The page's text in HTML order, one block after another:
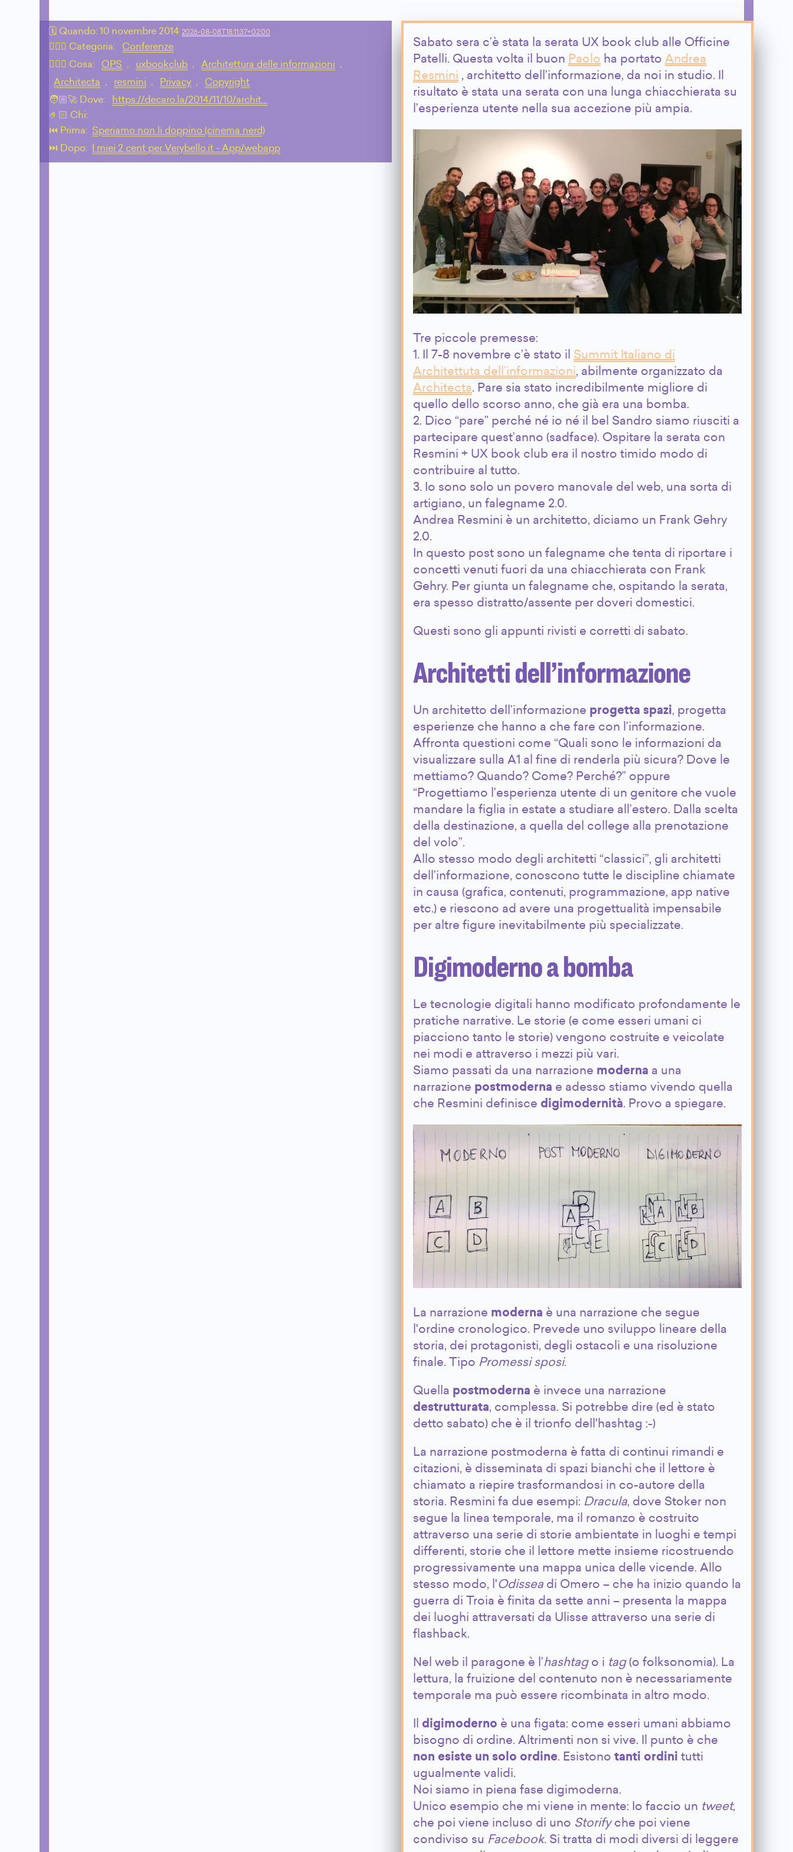
🗓 Quando:10 novembre 2014 2026-08-08T18:11:37+02:00
🙇🏻‍♂️ Categoria:
Conferenze
💁🏼‍♂️ Cosa:
OPS , uxbookclub , Architettura delle informazioni
,
Architecta
, resmini , Privacy ,
Copyright
🧑🏼‍🚀 Dove:
https://decaro.la/2014/11/10/archit…
🤌🏻 Chi:
⏮️ Prima: Speriamo non li doppino (cinema nerd)
⏭️ Dopo:
I miei 2 cent per Verybello.it - App/webapp
Sabato sera c’è stata la serata UX book club alle Officine
Patelli. Questa volta il buon Paolo ha portato Andrea
Resmini , architetto dell’informazione, da noi in studio. Il
risultato è stata una serata con una lunga chiacchierata su
l’esperienza utente nella sua accezione più ampia.
Tre piccole premesse:
1. Il 7-8 novembre c’è stato il Summit Italiano di
Architettuta dell’informazioni, abilmente organizzato da
Architecta. Pare sia stato incredibilmente migliore di
quello dello scorso anno, che già era una bomba.
2. Dico “pare” perché né io né il bel Sandro siamo riusciti a
partecipare quest’anno (sadface). Ospitare la serata con
Resmini + UX book club era il nostro timido modo di
contribuire al tutto.
3. Io sono solo un povero manovale del web, una sorta di
artigiano, un falegname 2.0.
Andrea Resmini è un architetto, diciamo un Frank Gehry
2.0.
In questo post sono un falegname che tenta di riportare i
concetti venuti fuori da una chiacchierata con Frank
Gehry. Per giunta un falegname che, ospitando la serata,
era spesso distratto/assente per doveri domestici.
Questi sono gli appunti rivisti e corretti di sabato.
Architetti dell’informazione
Un architetto dell’informazione progetta spazi, progetta
esperienze che hanno a che fare con l’informazione.
Affronta questioni come “Quali sono le informazioni da
visualizzare sulla A1 al fine di renderla più sicura? Dove le
mettiamo? Quando? Come? Perché?” oppure
“Progettiamo l’esperienza utente di un genitore che vuole
mandare la figlia in estate a studiare all’estero. Dalla scelta
della destinazione, a quella del college alla prenotazione
del volo”.
Allo stesso modo degli architetti “classici”, gli architetti
dell’informazione, conoscono tutte le discipline chiamate
in causa (grafica, contenuti, programmazione, app native
etc.) e riescono ad avere una progettualità impensabile
per altre figure inevitabilmente più specializzate.
Digimoderno a bomba
Le tecnologie digitali hanno modificato profondamente le
pratiche narrative. Le storie (e come esseri umani ci
piacciono tanto le storie) vengono costruite e veicolate
nei modi e attraverso i mezzi più vari.
Siamo passati da una narrazione moderna a una
narrazione postmoderna e adesso stiamo vivendo quella
che Resmini definisce digimodernità. Provo a spiegare.
La narrazione moderna è una narrazione che segue
l'ordine cronologico. Prevede uno sviluppo lineare della
storia, dei protagonisti, degli ostacoli e una risoluzione
finale. Tipo Promessi sposi.
Quella postmoderna è invece una narrazione
destrutturata, complessa. Si potrebbe dire (ed è stato
detto sabato) che è il trionfo dell'hashtag :-)
La narrazione postmoderna è fatta di continui rimandi e
citazioni, è disseminata di spazi bianchi che il lettore è
chiamato a riepire trasformandosi in co-autore della
storia. Resmini fa due esempi: Dracula, dove Stoker non
segue la linea temporale, ma il romanzo è costruito
attraverso una serie di storie ambientate in luoghi e tempi
differenti, storie che il lettore mette insieme ricostruendo
progressivamente una mappa unica delle vicende. Allo
stesso modo, l'Odisseadi Omero – che ha inizio quando la
guerra di Troia è finita da sette anni – presenta la mappa
dei luoghi attraversati da Ulisse attraverso una serie di
flashback.
Nel web il paragone è l’hashtago i tag(o folksonomia). La
lettura, la fruizione del contenuto non è necessariamente
temporale ma può essere ricombinata in altro modo.
Il digimoderno è una figata: come esseri umani abbiamo
bisogno di ordine. Altrimenti non si vive. Il punto è che
non esiste un solo ordine. Esistono tanti ordini tutti
ugualmente validi.
Noi siamo in piena fase digimoderna.
Unico esempio che mi viene in mente: Io faccio un tweet,
che poi viene incluso di uno Storifyche poi viene
condiviso su Facebook. Si tratta di modi diversi di leggere